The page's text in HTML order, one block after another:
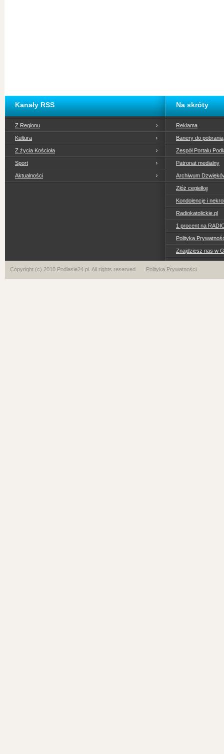
Kanały RSS
Z Regionu
Kultura
Z życia Kościoła
Sport
Aktualności
Na skróty
Reklama
Banery do pobrania
Zespół Portalu
Patronat medialny
Archiwum
Złóż cegiełkę
Kondolencje i
Radiokatolickie.pl
1 procent na
Polityka
Znajdziesz nas w
Copyright (c) 2010 Podlasie24.pl. All rights reserved Polityka Prywatności